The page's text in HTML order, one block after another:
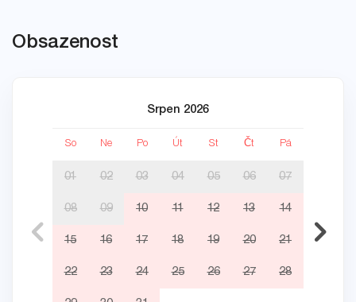
Obsazenost
Srpen 2026
So Ne Po Út St Čt Pá
01 02 03 04 05 06 07
08 09 10 11 12 13 14
15 16 17 18 19 20 21
22 23 24 25 26 27 28